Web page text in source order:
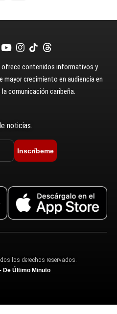
contenidos informativos y
crecimiento en audiencia en
comunicación caribeña.
noticias.
Inscríbeme
los derechos reservados.
De Último Minuto